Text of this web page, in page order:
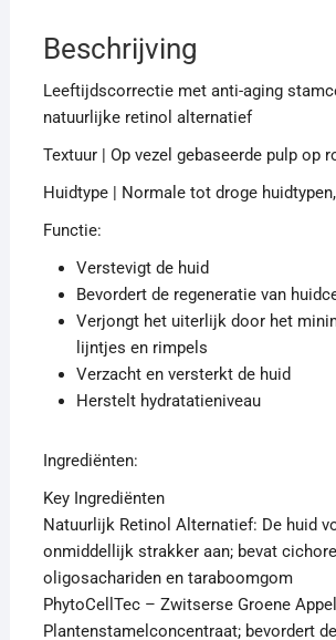
Beschrijving
Leeftijdscorrectie met anti-aging
natuurlijke retinol alternatief
Textuur | Op vezel gebaseerde pulp op
Huidtype | Normale tot droge
Functie:
Verstevigt de huid
Bevordert de regeneratie van
Verjongt het uiterlijk door het
lijntjes en rimpels
Verzacht en versterkt de huid
Herstelt hydratatieniveau
Ingrediënten:
Key Ingrediënten
Natuurlijk Retinol Alternatief: De huid
onmiddellijk strakker aan; bevat
oligosachariden en taraboomgom
PhytoCellTec – Zwitserse Groene
Plantenstamelconcentraat; bevordert